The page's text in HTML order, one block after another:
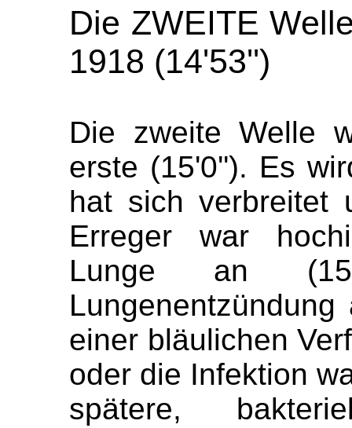
Die ZWEITE
1918 (14'53'')
Die zweiteWelle
erste (15'0''). Es
hat sich verbreitet
Erreger war
Lunge an (
einer bläulichen
oder die Infektion
spätere,